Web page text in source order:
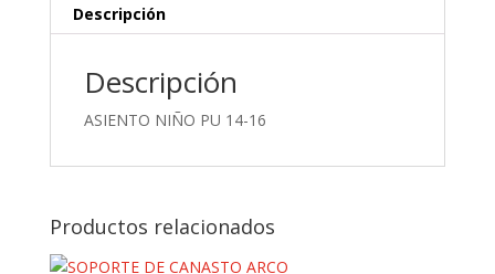
Descripción
Descripción
ASIENTO NIÑO PU 14-16
Productos relacionados